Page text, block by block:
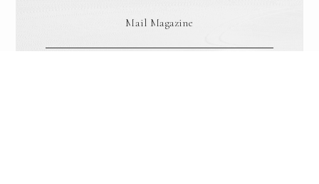
Mail Magazine